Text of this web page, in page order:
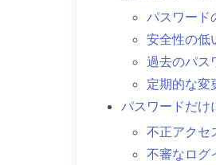
パスワード
安全性の低
過去のパス
定期的な変
パスワードだけ
不正アクセ
不審なログ